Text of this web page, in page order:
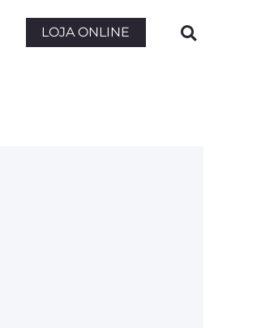
LOJA ONLINE